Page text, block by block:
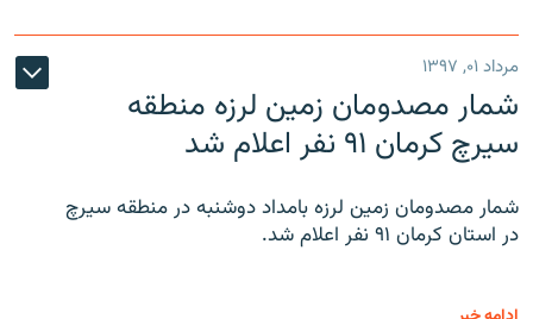
مرداد ۰۱, ۱۳۹۷
شمار مصدومان زمین لرزه منطقه
سیرچ کرمان ۹۱ نفر اعلام شد
شمار مصدومان زمین لرزه بامداد دوشنبه در منطقه سیرچ
در استان کرمان ۹۱ نفر اعلام شد.